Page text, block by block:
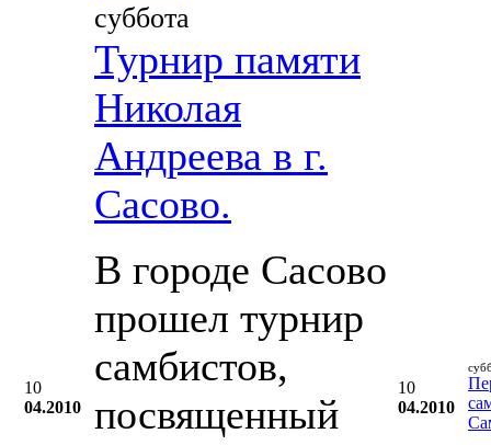
10
04.2010
суббота
Турнир памяти
Николая
Андреева в г.
Сасово.
В городе Сасово
прошел турнир
самбистов,
посвященный
10
04.2010